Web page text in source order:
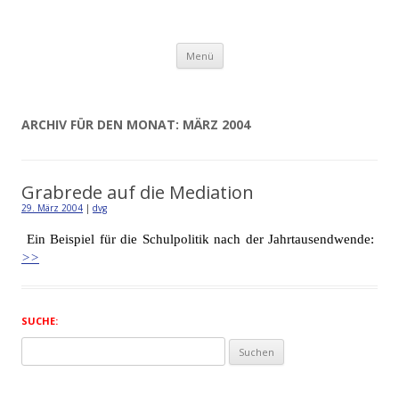
Menü Zum
springen
ARCHIV FÜR DEN MONAT: MÄRZ 2004
Grabrede auf die Mediation
29. März 2004 | dvg
Ein Beispiel für die Schulpolitik nach der Jahrtausendwende:
>>
SUCHE:
nach: